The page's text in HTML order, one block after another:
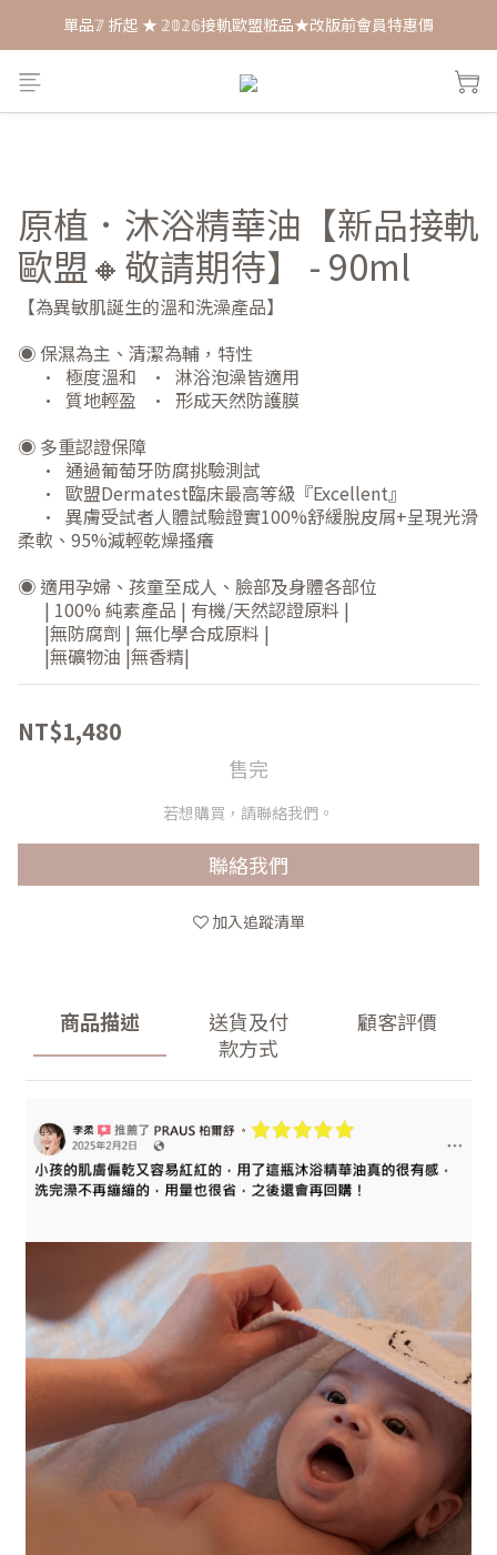
每月打卡📱賺自己的購物金💰
每月打卡📱賺自己的購物金💰
舒敏膏🫸多瓶優惠 𝟚𝟘𝟚𝟞 售罄暫停生產🛑！
原植．沐浴精華油【新品接軌
歐盟🔸️敬請期待】 - 90ml
【為異敏肌誕生的溫和洗澡產品】
◉ 保濕為主、清潔為輔，特性
     •  極度溫和   •  淋浴泡澡皆適用
     •  質地輕盈   •  形成天然防護膜
◉ 多重認證保障
     •  通過葡萄牙防腐挑驗測試
     •  歐盟Dermatest臨床最高等級『Excellent』
柔軟、95%減輕乾燥搔癢
◉ 適用孕婦、孩童至成人、臉部及身體各部位
      | 100% 純素產品 | 有機/天然認證原料 |
      |無防腐劑 | 無化學合成原料 |
      |無礦物油 |無香精|
NT$1,480
售完
若想購買，請聯絡我們。
聯絡我們
加入追蹤清單
商品描述
送貨及付
款方式
顧客評價